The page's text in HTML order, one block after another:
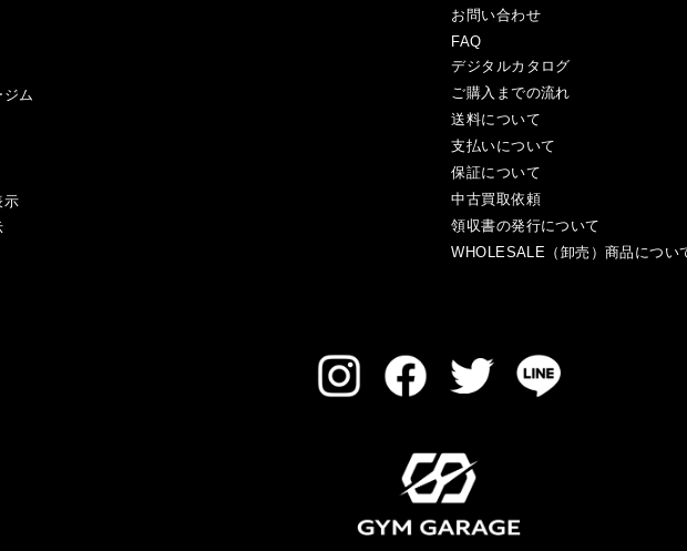
ム
示
お問い合わせ
FAQ
デジタルカタログ
ご購入までの流れ
送料について
支払いについて
保証について
中古買取依頼
領収書の発行について
WHOLESALE（卸売）商品につい